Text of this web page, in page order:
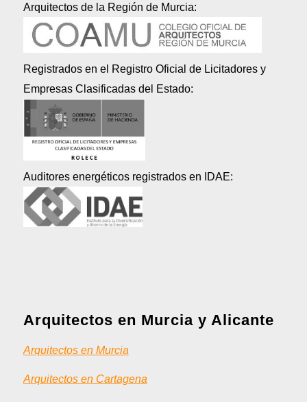
Arquitectos de la Región de Murcia:
Registrados en el Registro Oficial de Licitadores y
Empresas Clasificadas del Estado:
Auditores energéticos registrados en IDAE:
Arquitectos en Murcia y Alicante
Arquitectos en Murcia
Arquitectos en Cartagena